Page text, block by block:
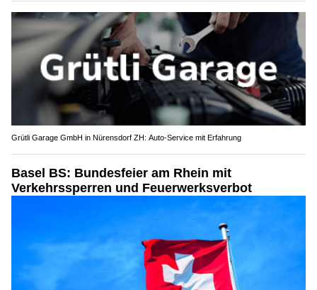
Grütli Garage GmbH in Nürensdorf ZH: Auto-Service mit Erfahrung
Basel BS: Bundesfeier am Rhein mit
Verkehrssperren und Feuerwerksverbot